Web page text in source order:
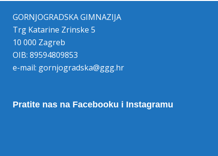
GORNJOGRADSKA GIMNAZIJA
Trg Katarine Zrinske 5
10 000 Zagreb
OIB: 89594809853
e-mail: gornjogradska@ggg.hr
Pratite nas na Facebooku i Instagramu